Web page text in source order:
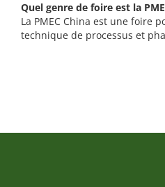
Quel genre de foire est la
La PMEC China est une foire
technique de processus et